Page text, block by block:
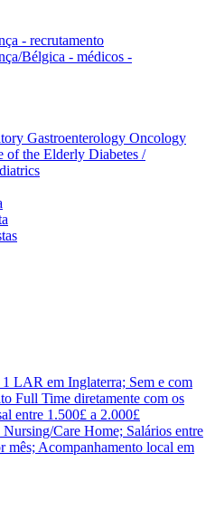
- recrutamento
Bélgica - médicos -
Gastroenterology Oncology
of the Elderly Diabetes /
1 LAR em Inglaterra; Sem e com
Full Time diretamente com os
entre 1.500£ a 2.000£
Care Home; Salários entre
mês; Acompanhamento local em